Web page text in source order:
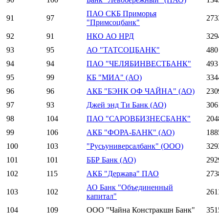
91 97
ПАО СКБ Приморья
"Примсоцбанк"
92 91 НКО АО НРД
93
95 АО "ТАТСОЦБАНК"
480
94
94 ПАО "ЧЕЛЯБИНВЕСТБАНК"
493
95
99 КБ "МИА" (АО)
96
96 АКБ "БЭНК ОФ ЧАЙНА" (АО)
97
93 Джей энд Ти Банк (АО)
98
104 ПАО "САРОВБИЗНЕСБАНК"
99
106 АКБ "ФОРА-БАНК" (АО)
100
103 "Русьуниверсалбанк" (ООО)
101
101 ББР Банк (АО)
102
115 АКБ "Держава" ПАО
103 102
АО Банк "Объединенный
капитал"
104 109 ООО "Чайна Констракшн Банк"